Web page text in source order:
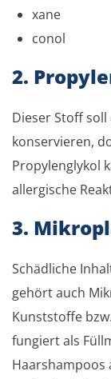
xane
conol
2.
Dieser Stoff
konservieren,
Propylenglykol
allergische
3.
Schädliche
gehört auch
Kunststoffe
fungiert als
Haarshampoos